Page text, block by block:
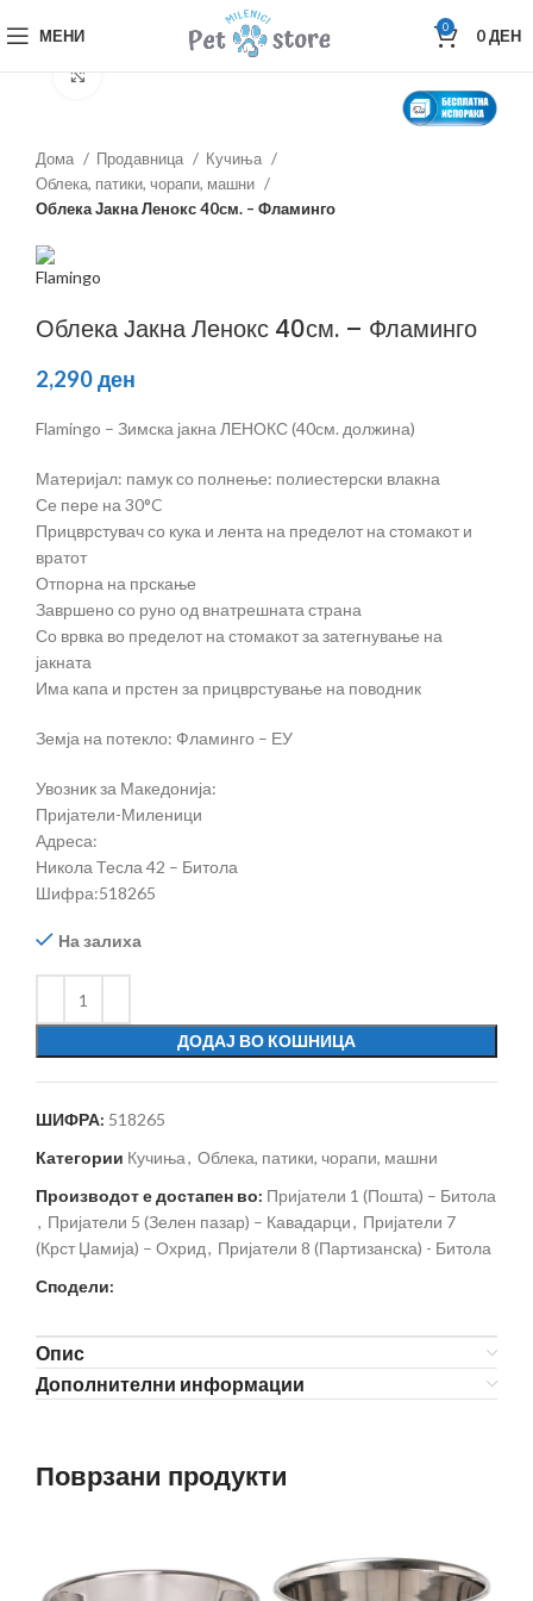
МЕНИ 0 0ДЕН
Дома Продавница
Кучиња
Облека, патики, чорапи, машни
Облека Јакна Ленокс 40см. – Фламинго
Облека Јакна Ленокс 40см. – Фламинго
2,290ден
Flamingo – Зимска јакна ЛЕНОКС (40см. должина)
Материјал: памук со полнење: полиестерски влакна
Се пере на 30°C
Прицврстувач со кука и лента на пределот на стомакот и
вратот
Отпорна на прскање
Завршено со руно од внатрешната страна
Со врвка во пределот на стомакот за затегнување на
јакната
Има капа и прстен за прицврстување на поводник
Земја на потекло: Фламинго – ЕУ
Увозник за Македонија:
Пријатели-Миленици
Адреса:
Никола Тесла 42 – Битола
Шифра:518265
На залиха
ДОДАЈ ВО КОШНИЦА
ШИФРА: 518265
Категории Кучиња, Облека, патики, чорапи, машни
Производот е достапен во: Пријатели 1 (Пошта) – Битола
, Пријатели 5 (Зелен пазар) – Кавадарци, Пријатели 7
(Крст Џамија) – Охрид, Пријатели 8 (Партизанска) - Битола
Сподели:
Опис
Дополнителни информации
Поврзани продукти